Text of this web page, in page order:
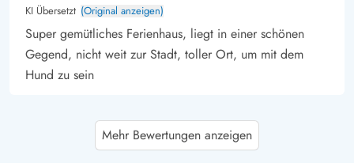
KI Übersetzt (Original anzeigen)
Super gemütliches Ferienhaus, liegt in einer schönen
Gegend, nicht weit zur Stadt, toller Ort, um mit dem
Hund zu sein
Sabine Thomsen
Deutschland
4.5 von 5
4.5 out of 5
Mehr Bewertungen anzeigen